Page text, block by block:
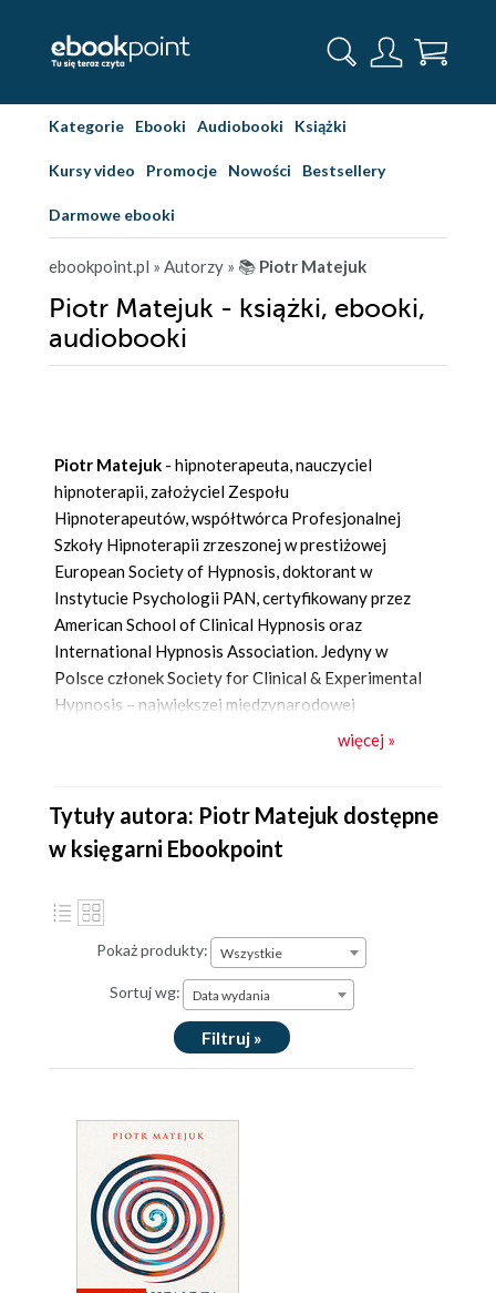
Kategorie Ebooki Audiobooki Książki
Kursy video Promocje Nowości Bestsellery
Darmowe ebooki
ebookpoint.pl » Autorzy » 📚 Piotr Matejuk
Piotr Matejuk - książki, ebooki,
audiobooki
Piotr Matejuk - hipnoterapeuta, nauczyciel
hipnoterapii, założyciel Zespołu
Hipnoterapeutów, współtwórca Profesjonalnej
Szkoły Hipnoterapii zrzeszonej w prestiżowej
European Society of Hypnosis, doktorant w
Instytucie Psychologii PAN, certyfikowany przez
American School of Clinical Hypnosis oraz
International Hypnosis Association. Jedyny w
Polsce członek Society for Clinical & Experimental
Hypnosis – największej międzynarodowej
organizacji hipnozy klinicznej na Świecie. Więcej o
więcej »
Tytuły autora: Piotr Matejuk dostępne
w księgarni Ebookpoint
Pokaż produkty: Wszystkie
Sortuj wg: Data wydania
Filtruj »